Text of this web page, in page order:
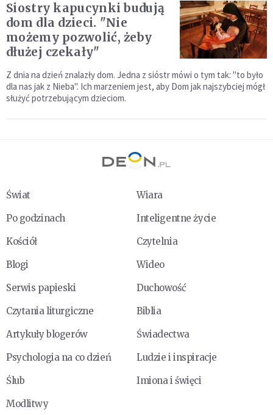
Siostry kapucynki budują
dom dla dzieci. "Nie
możemy pozwolić, żeby
dłużej czekały"
Z dnia na dzień znalazły dom. Jedna z sióstr mówi o tym tak: "to było
dla nas jak z Nieba". Ich marzeniem jest, aby Dom jak najszybciej mógł
służyć potrzebującym dzieciom.
Świat
Wiara
Po godzinach
Inteligentne życie
Kościół
Czytelnia
Blogi
Wideo
Serwis papieski
Duchowość
Czytania liturgiczne
Biblia
Artykuły blogerów
Świadectwa
Psychologia na co dzień
Ludzie i inspiracje
Ślub
Imiona i święci
Modlitwy